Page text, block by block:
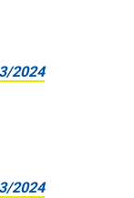
2024
2024